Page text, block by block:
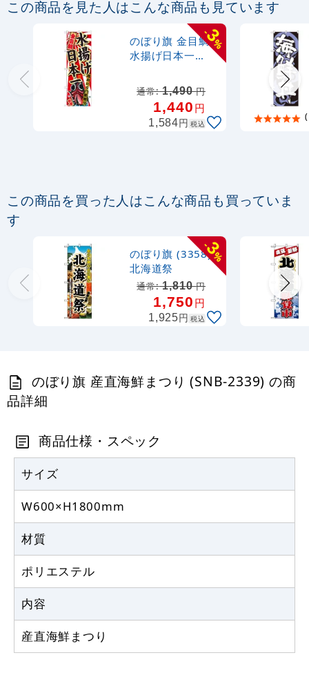
税抜
売り切れ中
購入不可
定番のぼり竿 オリジナルのぼりポール
1.6～3m 伸縮式 水色 (30537SBL)
367
定番のぼり竿 オリジナルのぼりポール
1.6～3m 伸縮式 黒 (30537BLK)
税抜
403円 税込 カゴへ
注水型マルチのぼりスタンド 20L
カゴへ
この商品を見た人はこんな商品も見ています
-
3
%
のぼり旗 金目鯛
水揚げ日本一
通常:1,490円
1,440円
1,584円 税込
この商品を買った人はこんな商品も買っていま
す
-
3
%
のぼり旗 (3358)
北海道祭
通常:1,810円
1,750円
1,925円 税込
のぼり旗 産直海鮮まつり (SNB-2339) の商
品詳細
商品仕様・スペック
サイズ
W600×H1800mm
材質
ポリエステル
内容
産直海鮮まつり